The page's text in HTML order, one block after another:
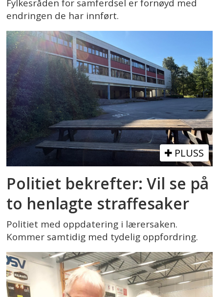
Fylkesråden for samferdsel er fornøyd med
endringen de har innført.
PLUSS
Politiet bekrefter: Vil se på
to henlagte straffesaker
Politiet med oppdatering i lærersaken.
Kommer samtidig med tydelig oppfordring.